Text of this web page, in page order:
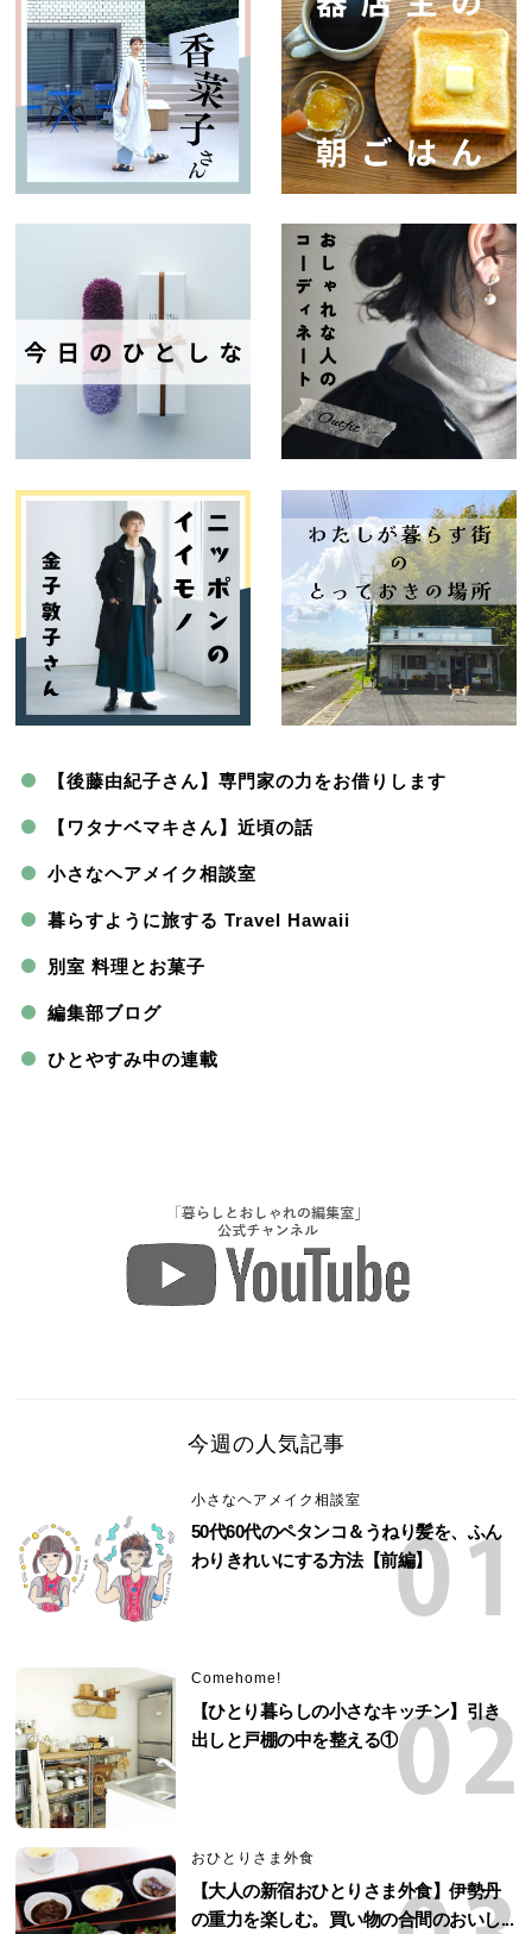
【後藤由紀子さん】専門家の力をお借りします
【ワタナベマキさん】近頃の話
小さなヘアメイク相談室
暮らすように旅する Travel Hawaii
別室 料理とお菓子
編集部ブログ
ひとやすみ中の連載
今週の人気記事
小さなヘアメイク相談室
50代60代のペタンコ＆うねり髪を、ふん
わりきれいにする方法【前編】
Comehome!
【ひとり暮らしの小さなキッチン】引き
出しと戸棚の中を整える①
おひとりさま外食
【大人の新宿おひとりさま外食】伊勢丹
の重力を楽しむ。買い物の合間のおいし...